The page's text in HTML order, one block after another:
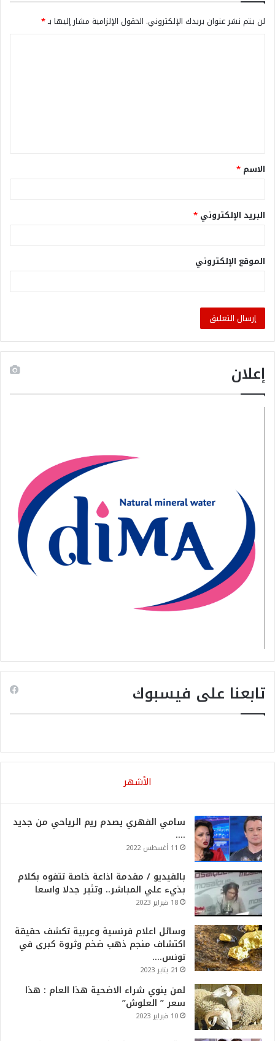
لن يتم نشر عنوان بريدك الإلكتروني. الحقول الإلزامية مشار إليها بـ*
الاسم *
البريد الإلكتروني *
الموقع الإلكتروني
إعلان
تابعنا على فيسبوك
الأشهر
سامي الفهري يصدم ريم الرياحي من جديد
….
11 أغسطس 2022
بالفيديو / مقدمة اذاعة خاصة تتفوه بكلام
بذيء علي المباشر.. وتثير جدلا واسعا
18 فبراير 2023
وسائل اعلام فرنسية وعربية تكشف حقيقة
اكتشاف منجم ذهب ضخم وثروة كبرى في
تونس….
21 يناير 2023
لمن ينوي شراء الاضحية هذا العام : هذا
سعر ” العلوش”
10 فبراير 2023